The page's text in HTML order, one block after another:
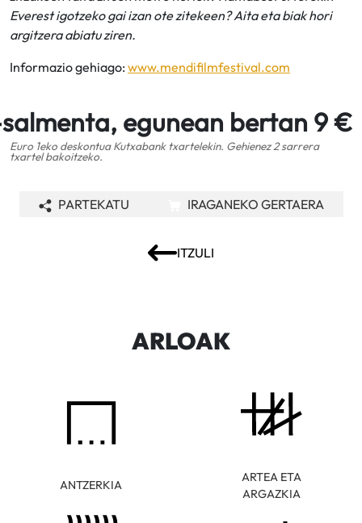
Everest igotzeko gai izan ote zitekeen? Aita eta biak hori
argitzera abiatu ziren.
Informazio gehiago: www.mendifilmfestival.com
egunean bertan 9 €
Euro 1eko deskontua Kutxabank txartelekin. Gehienez 2 sarrera
txartel bakoitzeko.
ITZULI
PARTEKATU IRAGANEKO GERTAERA
ARLOAK
ANTZERKIA
ARTEA ETA
ARGAZKIA